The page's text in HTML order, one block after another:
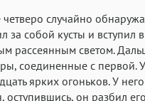
случайно
за собой кусты и вступил
рассеянным светом.
соединенные с первой. У
ярких огоньков. У
он разбил